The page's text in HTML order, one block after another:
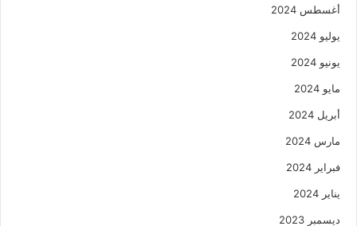
أغسطس 2024
يوليو 2024
يونيو 2024
مايو 2024
أبريل 2024
مارس 2024
فبراير 2024
يناير 2024
ديسمبر 2023